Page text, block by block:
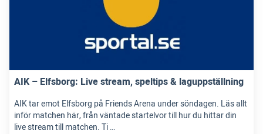
AIK – Elfsborg: Live stream, speltips & laguppställning
AIK tar emot Elfsborg på Friends Arena under söndagen. Läs allt
inför matchen här, från väntade startelvor till hur du hittar din
live stream till matchen. Ti …